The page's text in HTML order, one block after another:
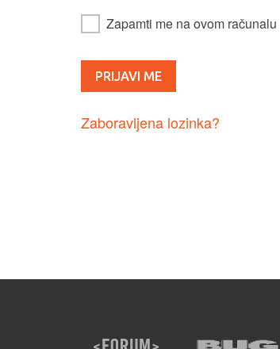
Zapamti me na ovom računalu
Zaboravljena lozinka?